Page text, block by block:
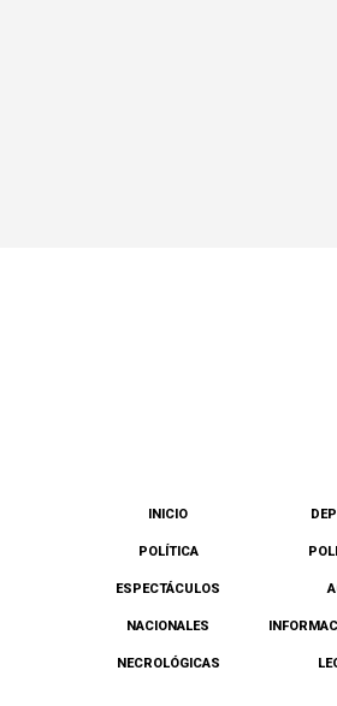
INICIO
POLÍTICA
ESPECTÁCULOS
NACIONALES
NECROLÓGICAS